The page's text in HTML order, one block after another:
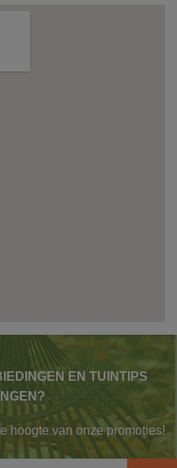
EN TUINTIPS
hoogte van onzepromoties!